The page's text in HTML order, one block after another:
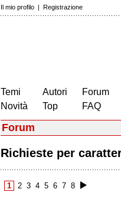
Il mio profilo | Registrazione
Temi
Novità
Autori
Top
Forum
FAQ
Forum
Richieste per
1 2 3 4 5 6 7 8